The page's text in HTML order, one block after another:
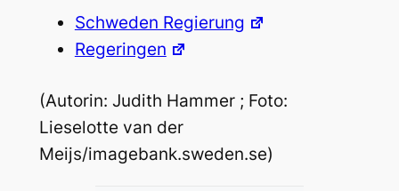
Schweden Regierung
Regeringen
(Autorin: Judith Hammer ; Foto:
Lieselotte van der
Meijs/imagebank.sweden.se)